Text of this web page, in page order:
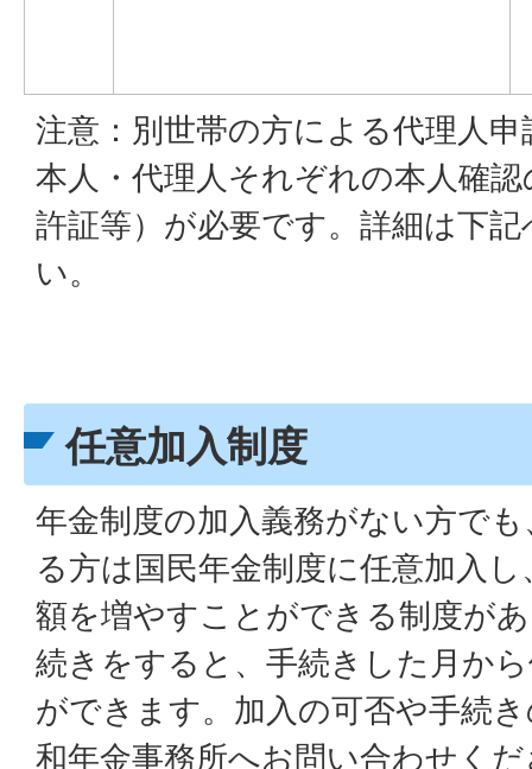
注意：別世帯の方による代理人
本人・代理人それぞれの本人確
許証等）が必要です。詳細は下
い。
任意加入制度
年金制度の加入義務がない方で
る方は国民年金制度に任意加入
額を増やすことができる制度が
続きをすると、手続きした月か
ができます。加入の可否や手続
和年金事務所へお問い合わせく